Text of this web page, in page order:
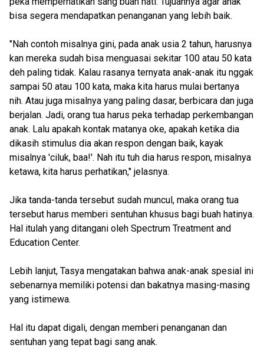
bisa segera mendapatkan penanganan yang lebih baik.
"Nah contoh misalnya gini, pada anak usia 2 tahun, harusnya
kan mereka sudah bisa menguasai sekitar 100 atau 50 kata
deh paling tidak. Kalau rasanya ternyata anak-anak itu nggak
sampai 50 atau 100 kata, maka kita harus mulai bertanya
nih. Atau juga misalnya yang paling dasar, berbicara dan juga
berjalan. Jadi, orang tua harus peka terhadap perkembangan
anak. Lalu apakah kontak matanya oke, apakah ketika dia
dikasih stimulus dia akan respon dengan baik, kayak
misalnya 'ciluk, baa!'. Nah itu tuh dia harus respon, misalnya
ketawa, kita harus perhatikan," jelasnya.
Jika tanda-tanda tersebut sudah muncul, maka orang tua
tersebut harus memberi sentuhan khusus bagi buah hatinya.
Hal itulah yang ditangani oleh Spectrum Treatment and
Education Center.
Lebih lanjut, Tasya mengatakan bahwa anak-anak spesial ini
sebenarnya memiliki potensi dan bakatnya masing-masing
yang istimewa.
Hal itu dapat digali, dengan memberi penanganan dan
sentuhan yang tepat bagi sang anak.